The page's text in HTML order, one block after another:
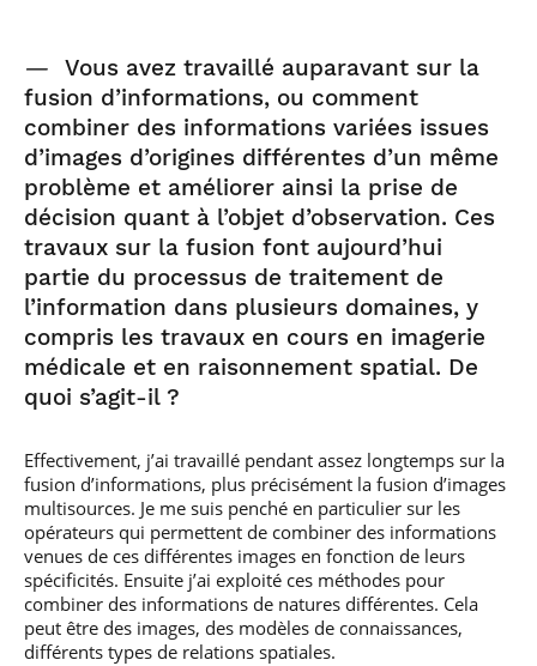
—
Vous avez travaillé auparavant sur la
fusion d’informations, ou comment
combiner des informations variées issues
d’images d’origines différentes d’un même
problème et améliorer ainsi la prise de
décision quant à l’objet d’observation. Ces
travaux sur la fusion font aujourd’hui
partie du processus de traitement de
l’information dans plusieurs domaines, y
compris les travaux en cours en imagerie
médicale et en raisonnement spatial. De
quoi s’agit-il ?
Effectivement, j’ai travaillé pendant assez longtemps sur la
fusion d’informations, plus précisément la fusion d’images
multisources. Je me suis penché en particulier sur les
opérateurs qui permettent de combiner des informations
venues de ces différentes images en fonction de leurs
spécificités. Ensuite j’ai exploité ces méthodes pour
combiner des informations de natures différentes. Cela
peut être des images, des modèles de connaissances,
différents types de relations spatiales.